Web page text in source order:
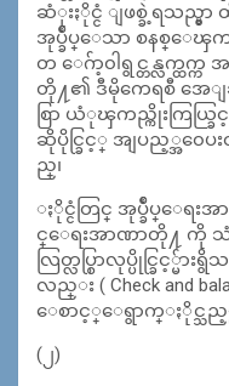
ဆံုးႏိုင္ငံ ျဖစ္ခဲ့ရသည္မွ
အုပ္ခ်ဳပ္ေသာ စနစ္ေၾက
တ ေဂ်ာ့၀ါရွင္တန္လက္ထ
တို႔၏ ဒီမိုကေရစီ အေျခ
စြာ ယံုၾကည္ကိုးကြယ္
ဆိုပိုင္ခြင့္ အျပည့္အ၀ေ
ည္၊
ႏိုင္ငံတြင္ အုပ္ခ်ဳပ္ေရးအ
င္ေရးအာဏာတို႔ ကို သံု
လြတ္လပ္စြာလုပ္ပိုင္ခြင့္မ်ာ
လည္း ( Check and
ေစာင့္ေရွာက္ႏိုင္သည့္စ
(၂)